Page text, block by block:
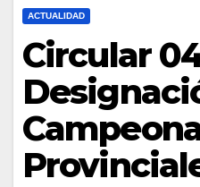
ACTUALIDAD
Circular